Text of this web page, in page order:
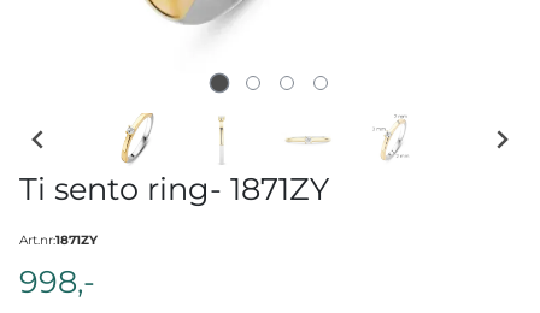
Ti sento ring- 1871ZY
Art.nr:1871ZY
998,-